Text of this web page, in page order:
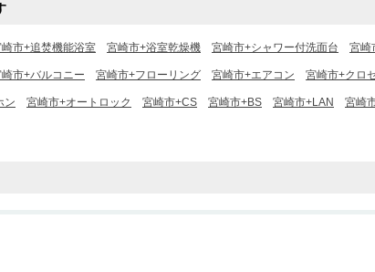
市+追焚機能浴室 宮崎市+浴室乾燥機 宮崎市+シャワー付洗面台 宮崎
市+バルコニー 宮崎市+フローリング 宮崎市+エアコン 宮崎市+クロ
ン 宮崎市+オートロック 宮崎市+CS 宮崎市+BS 宮崎市+LAN 宮崎